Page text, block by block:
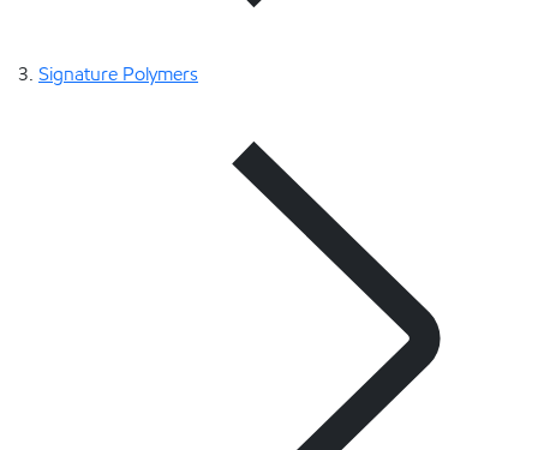
Signature Polymers